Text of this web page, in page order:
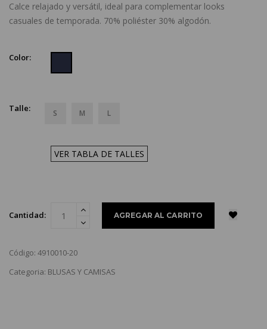
Calce relajado y versátil, ideal para complementar looks
casuales de temporada. 70% poliéster 30% algodón.
Color:
Talle: S M L
VER TABLA DE TALLES
Cantidad:
Código: 4910010-20
Categoria: BLUSAS Y CAMISAS